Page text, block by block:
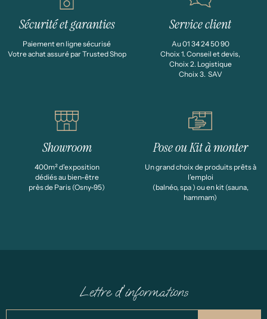
Sécurité et garanties
Paiement en ligne sécurisé
Votre achat assuré par Trusted Shop
Service client
Au 01 34 24 50 90
Choix 1. Conseil et devis,
Choix 2. Logistique
Choix 3. SAV
Showroom
400m² d'exposition
dédiés au bien-être
près de Paris (Osny-95)
Pose ou Kit à monter
Un grand choix de produits prêts à
l’emploi
(balnéo, spa ) ou en kit (sauna,
hammam)
Lettre d'informations